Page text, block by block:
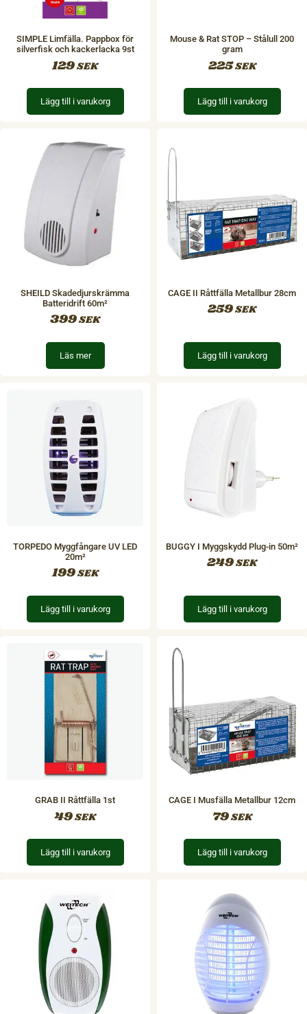
SIMPLE Limfälla. Pappbox för
silverfisk och kackerlacka 9st
129SEK
Lägg till i varukorg
Mouse & Rat STOP – Stålull 200
gram
225SEK
Lägg till i varukorg
SHEILD Skadedjurskrämma
Batteridrift 60m²
399SEK
Läs mer
CAGE II Råttfälla Metallbur 28cm
259SEK
Lägg till i varukorg
TORPEDO Myggfångare UV LED
20m²
199SEK
Lägg till i varukorg
BUGGY I Myggskydd Plug-in 50m²
249SEK
Lägg till i varukorg
GRAB II Råttfälla 1st
49SEK
Lägg till i varukorg
CAGE I Musfälla Metallbur 12cm
79SEK
Lägg till i varukorg